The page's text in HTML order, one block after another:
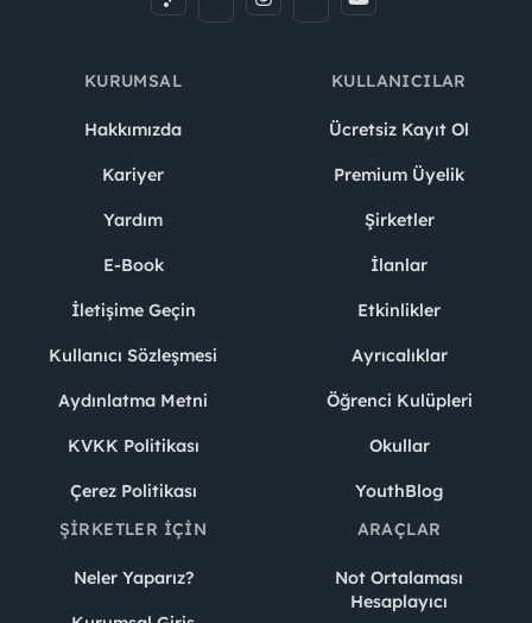
KURUMSAL
Hakkımızda
Kariyer
Yardım
E-Book
İletişime Geçin
Kullanıcı Sözleşmesi
Aydınlatma Metni
KVKK Politikası
Çerez Politikası
KULLANICILAR
Ücretsiz Kayıt Ol
Premium Üyelik
Şirketler
İlanlar
Etkinlikler
Ayrıcalıklar
Öğrenci Kulüpleri
Okullar
YouthBlog
ŞIRKETLER İÇIN
Neler Yaparız?
ARAÇLAR
Not Ortalaması
Hesaplayıcı